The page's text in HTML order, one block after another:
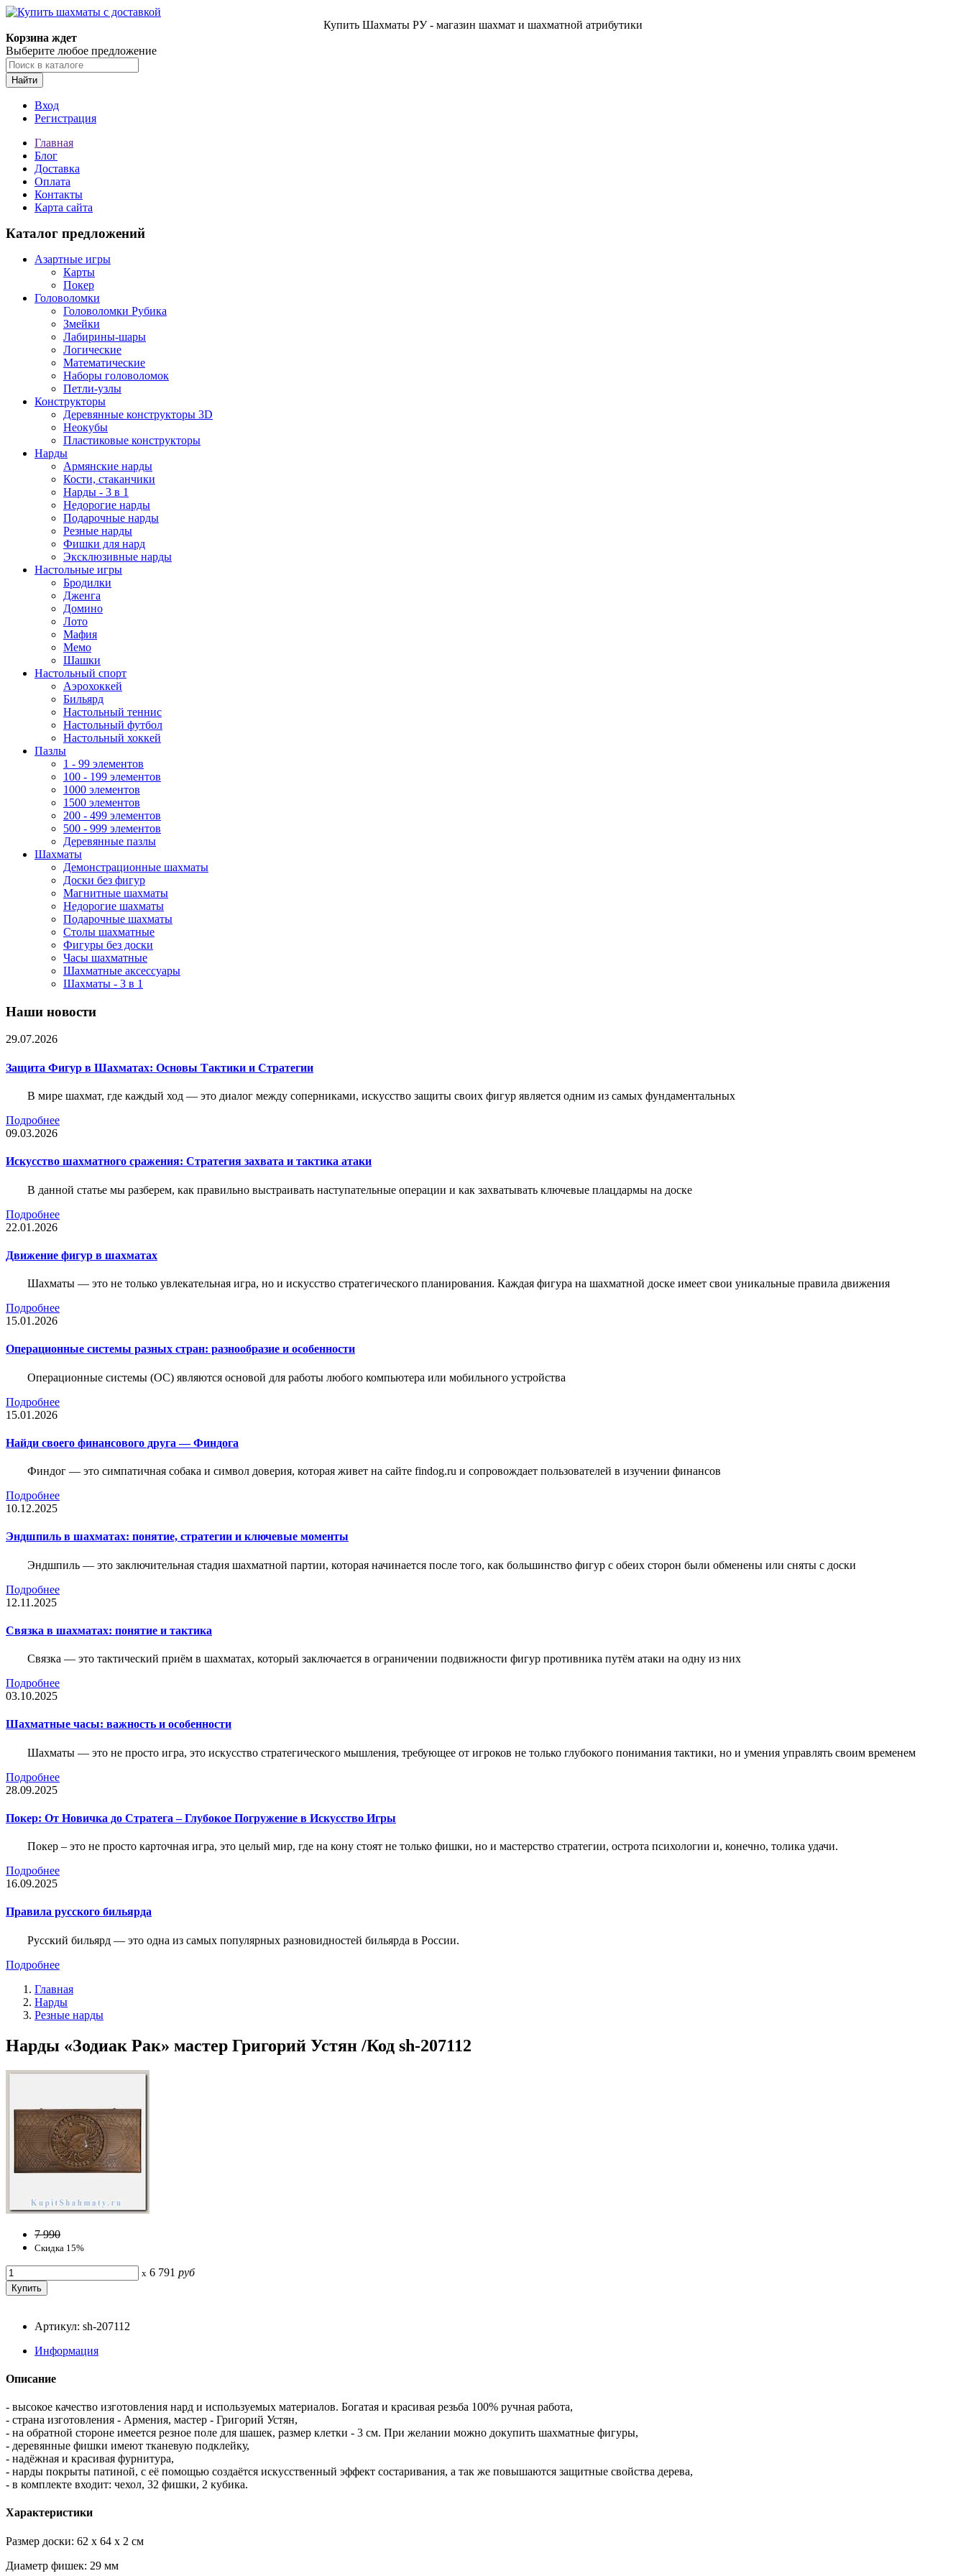
Купить Шахматы РУ - магазин шахмат и шахматной атрибутики
Корзина ждет
Выберите любое предложение
Найти
Вход
Регистрация
Главная
Блог
Доставка
Оплата
Контакты
Карта сайта
Каталог предложений
Азартные игры
Карты
Покер
Головоломки
Головоломки Рубика
Змейки
Лабирины-шары
Логические
Математические
Наборы головоломок
Петли-узлы
Конструкторы
Деревянные конструкторы 3D
Неокубы
Пластиковые конструкторы
Нарды
Армянские нарды
Кости, стаканчики
Нарды - 3 в 1
Недорогие нарды
Подарочные нарды
Резные нарды
Фишки для нард
Эксклюзивные нарды
Настольные игры
Бродилки
Дженга
Домино
Лото
Мафия
Мемо
Шашки
Настольный спорт
Аэрохоккей
Бильярд
Настольный теннис
Настольный футбол
Настольный хоккей
Пазлы
1 - 99 элементов
100 - 199 элементов
1000 элементов
1500 элементов
200 - 499 элементов
500 - 999 элементов
Деревянные пазлы
Шахматы
Демонстрационные шахматы
Доски без фигур
Магнитные шахматы
Недорогие шахматы
Подарочные шахматы
Столы шахматные
Фигуры без доски
Часы шахматные
Шахматные аксессуары
Шахматы - 3 в 1
Наши новости
29.07.2026
Защита Фигур в Шахматах: Основы Тактики и Стратегии
В мире шахмат, где каждый ход — это диалог между соперниками, искусство защиты своих фигур является одним из самых фундаментальных
Подробнее
09.03.2026
Искусство шахматного сражения: Стратегия захвата и тактика атаки
В данной статье мы разберем, как правильно выстраивать наступательные операции и как захватывать ключевые плацдармы на доске
Подробнее
22.01.2026
Движение фигур в шахматах
Шахматы — это не только увлекательная игра, но и искусство стратегического планирования. Каждая фигура на шахматной доске имеет свои уникальные правила движения
Подробнее
15.01.2026
Операционные системы разных стран: разнообразие и особенности
Операционные системы (ОС) являются основой для работы любого компьютера или мобильного устройства
Подробнее
15.01.2026
Найди своего финансового друга — Финдога
Финдог — это симпатичная собака и символ доверия, которая живет на сайте findog.ru и сопровождает пользователей в изучении финансов
Подробнее
10.12.2025
Эндшпиль в шахматах: понятие, стратегии и ключевые моменты
Эндшпиль — это заключительная стадия шахматной партии, которая начинается после того, как большинство фигур с обеих сторон были обменены или сняты с доски
Подробнее
12.11.2025
Связка в шахматах: понятие и тактика
Связка — это тактический приём в шахматах, который заключается в ограничении подвижности фигур противника путём атаки на одну из них
Подробнее
03.10.2025
Шахматные часы: важность и особенности
Шахматы — это не просто игра, это искусство стратегического мышления, требующее от игроков не только глубокого понимания тактики, но и умения управлять своим временем
Подробнее
28.09.2025
Покер: От Новичка до Стратега – Глубокое Погружение в Искусство Игры
Покер – это не просто карточная игра, это целый мир, где на кону стоят не только фишки, но и мастерство стратегии, острота психологии и, конечно, толика удачи.
Подробнее
16.09.2025
Правила русского бильярда
Русский бильярд — это одна из самых популярных разновидностей бильярда в России.
Подробнее
Главная
Нарды
Резные нарды
Нарды «Зодиак Рак» мастер Григорий Устян /Код sh-207112
7 990
Скидка 15%
x 6 791 руб
Артикул: sh-207112
Информация
Описание
- высокое качество изготовления нард и используемых материалов. Богатая и красивая резьба 100% ручная работа,
- страна изготовления - Армения, мастер - Григорий Устян,
- на обратной стороне имеется резное поле для шашек, размер клетки - 3 см. При желании можно докупить шахматные фигуры,
- деревянные фишки имеют тканевую подклейку,
- надёжная и красивая фурнитура,
- нарды покрыты патиной, с её помощью создаётся искусственный эффект состаривания, а так же повышаются защитные свойства дерева,
- в комплекте входит: чехол, 32 фишки, 2 кубика.
Характеристики
Размер доски: 62 x 64 x 2 см
Диаметр фишек: 29 мм